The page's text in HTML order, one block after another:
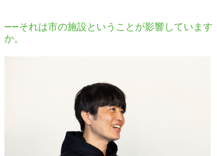
――それは市の施設ということが影響しています
か。